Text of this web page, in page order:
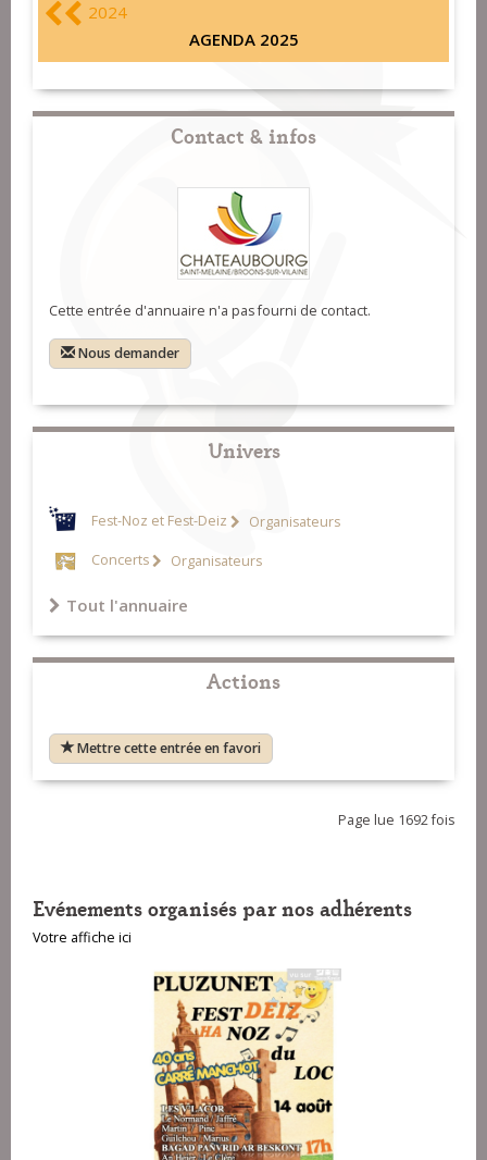
2024
AGENDA 2025
Contact & infos
Cette entrée d'annuaire n'a pas fourni de contact.
Nous demander
Univers
Fest-Noz et Fest-Deiz Organisateurs
Concerts Organisateurs
Tout l'annuaire
Actions
Mettre cette entrée en favori
Page lue 1692 fois
Evénements organisés par nos adhérents
Votre affiche ici